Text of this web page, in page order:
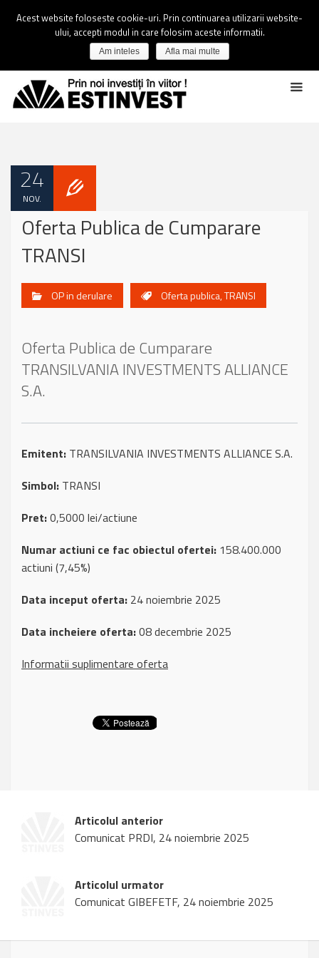
24
NOV.
Oferta Publica de Cumparare
TRANSI
OP in derulare Oferta publica,TRANSI
Oferta Publica de Cumparare
TRANSILVANIA INVESTMENTS ALLIANCE
S.A.
Emitent: TRANSILVANIA INVESTMENTS ALLIANCE S.A.
Simbol: TRANSI
Pret:0,5000 lei/actiune
Numar actiuni ce fac obiectul ofertei: 158.400.000
actiuni (7,45%)
Data inceput oferta: 24 noiembrie 2025
Data incheiere oferta:08 decembrie 2025
Informatii suplimentare oferta
Articolul anterior
Comunicat PRDI, 24 noiembrie 2025
Articolul urmator
Comunicat GIBEFETF, 24 noiembrie 2025
Acest website foloseste cookie-uri. Prin continuarea utilizarii website-
ului, accepti modul in care folosim aceste informatii.
Am inteles Afla mai multe